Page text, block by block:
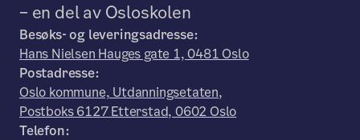
– en del av Osloskolen
Besøks- og leveringsadresse:
Hans Nielsen Hauges gate 1, 0481 Oslo
Postadresse:
Oslo kommune, Utdanningsetaten,
Postboks 6127 Etterstad, 0602 Oslo
Telefon: